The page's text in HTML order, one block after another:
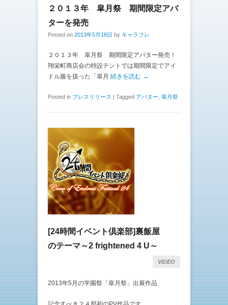
２０１３年 皐月祭 期間限定アバ
ターを発売
Posted on 2013年5月18日 by キャラフレ
２０１３年 皐月祭 期間限定アバター発売！
翔栄町商店会の特設テントでは期間限定でアイ
ドル服を扱った「皐月 続きを読む →
Posted in プレスリリース | Tagged アバター 皐月祭
[24時間イベント倶楽部]裏飯屋
のテーマ～2 frightened 4 U～
VIDEO
20­13年5月の学園祭「皐月祭」出展作品